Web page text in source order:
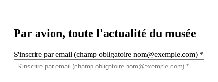
Par avion, toute l'actualité du musée
S'inscrire par email (champ obligatoire nom@exemple.com) *